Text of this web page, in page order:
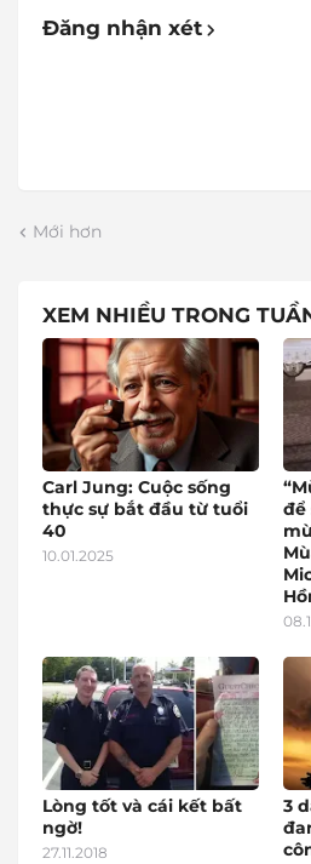
Đăng nhận xét
Mới hơn
XEM NHIỀU TRONG
Carl Jung: Cuộc sống
thực sự bắt đầu từ tuổi
40
10.01.2025
để
Lòng tốt và cái kết bất
ngờ!
27.11.2018
3